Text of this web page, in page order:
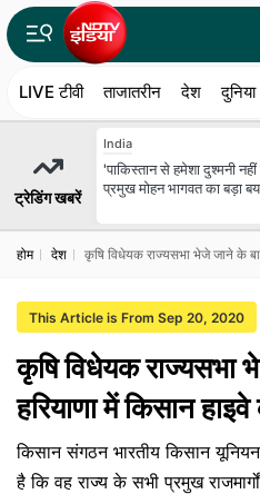
LIVE टीवी ताजातरीन देश दुनिया
ट्रेडिंग खबरें
India
'पाकिस्तान से हमेशा दुश्मनी
प्रमुख मोहन भागवत का बड़ा
होम देश कृषि विधेयक राज्यसभा भेजे जाने के
This Article is From Sep 20, 2020
कृषि विधेयक राज्यसभा
हरियाणा में किसान
किसान संगठन भारतीय किसान
है कि वह राज्य के सभी प्रमुख